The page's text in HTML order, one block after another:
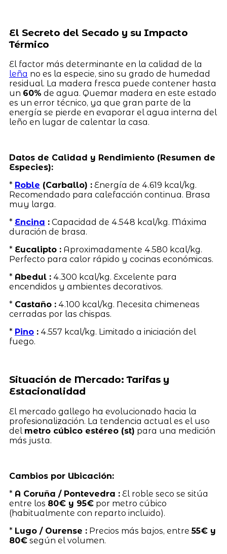
El Secreto del Secado y su Impacto
Térmico
El factor más determinante en la calidad de la
leña no es la especie, sino su grado de humedad
residual. La madera fresca puede contener hasta
un 60% de agua. Quemar madera en este estado
es un error técnico, ya que gran parte de la
energía se pierde en evaporar el agua interna del
leño en lugar de calentar la casa.
Datos de Calidad y Rendimiento (Resumen de
Especies):
* Roble (Carballo) :Energía de 4.619 kcal/kg.
Recomendado para calefacción continua. Brasa
muy larga.
* Encina :Capacidad de 4.548 kcal/kg. Máxima
duración de brasa.
* Eucalipto :Aproximadamente 4.580 kcal/kg.
Perfecto para calor rápido y cocinas económicas.
* Abedul :4.300 kcal/kg. Excelente para
encendidos y ambientes decorativos.
* Castaño :4.100 kcal/kg. Necesita chimeneas
cerradas por las chispas.
* Pino:4.557 kcal/kg. Limitado a iniciación del
fuego.
Situación de Mercado: Tarifas y
Estacionalidad
El mercado gallego ha evolucionado hacia la
profesionalización. La tendencia actual es el uso
del metro cúbico estéreo (st) para una medición
más justa.
Cambios por Ubicación:
* A Coruña / Pontevedra :El roble seco se sitúa
entre los 80€ y 95€por metro cúbico
(habitualmente con reparto incluido).
* Lugo / Ourense :Precios más bajos, entre55€ y
80€según el volumen.